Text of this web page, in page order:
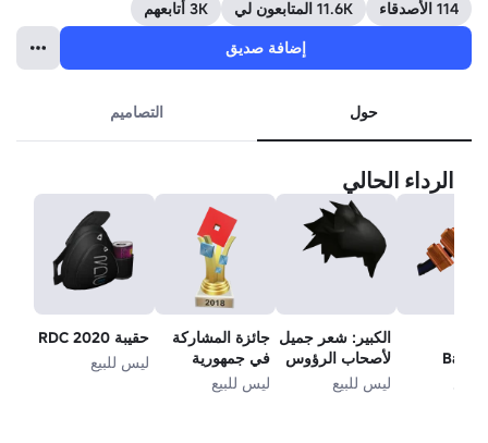
114 الأصدقاء 11.6K المتابعون لي
3K أتابعهم
إضافة صديق
حول التصاميم
الرداء الحالي
الكبير: شعر جميل
لأصحاب الرؤوس
الكبيرة.
ليس للبيع
جائزة المشاركة
في جمهورية
الكونغو
الديمقراطية 2018
ليس للبيع
حقيبة RDC 2020
ليس للبيع